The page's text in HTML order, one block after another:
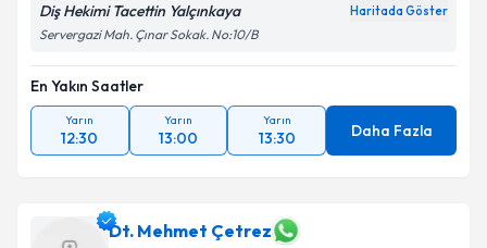
Diş Hekimi Tacettin Yalçınkaya Haritada Göster
Servergazi Mah. Çınar Sokak. No:10/B
En Yakın Saatler
Yarın
12:30
Yarın
13:00
Yarın
13:30 Daha Fazla
Dt. Mehmet Çetrez